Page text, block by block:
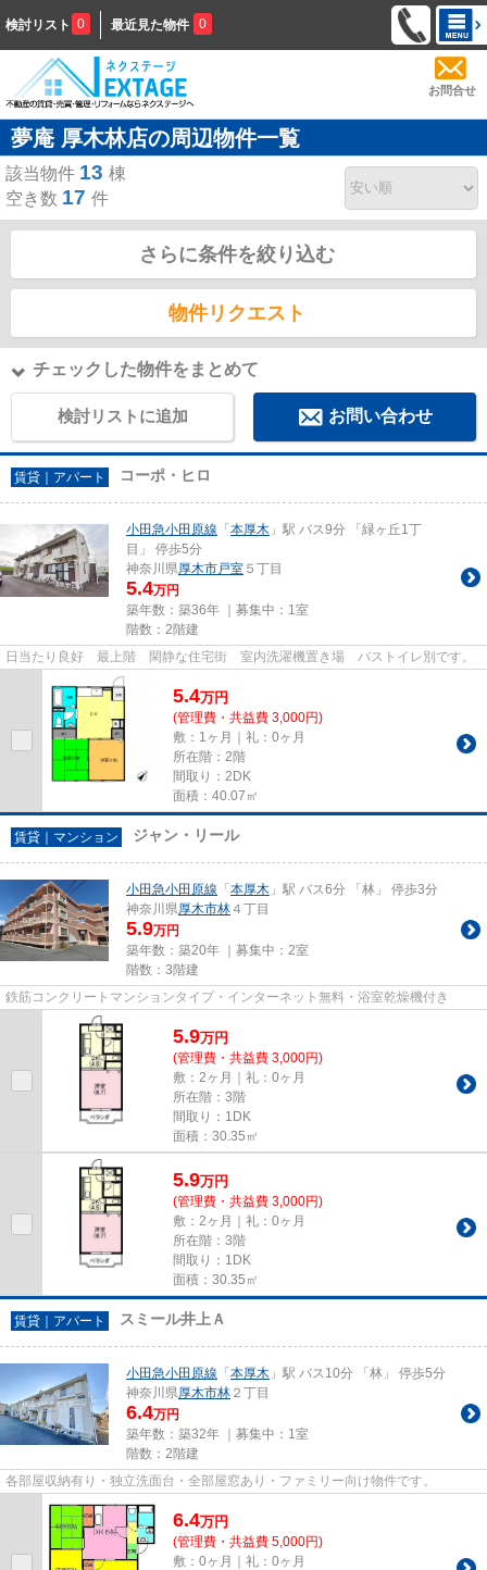
検討リスト 0 最近見た物件 0
お問合せ
夢庵 厚木林店の周辺物件一覧
該当物件 13 棟
空き数 17 件
さらに条件を絞り込む
物件リクエスト
チェックした物件をまとめて
検討リストに追加 お問い合わせ
賃貸｜アパート コーポ・ヒロ
小田急小田原線 「本厚木 」駅 バス9分 「緑ヶ丘1丁
目」 停歩5分
神奈川県厚木市戸室 ５丁目
5.4万円
築年数：築36年 ｜募集中： 1室
階数：2階建
日当たり良好 最上階 閑静な住宅街 室内洗濯機置き場 バストイレ別です。
5.4万円
(管理費・共益費 3,000円)
敷：1ヶ月｜礼：0ヶ月
所在階：2階
間取り：2DK
面積：40.07㎡
賃貸｜マンション ジャン・リール
小田急小田原線 「本厚木 」駅 バス6分 「林」 停歩3分
神奈川県厚木市林 ４丁目
5.9万円
築年数：築20年 ｜募集中： 2室
階数：3階建
鉄筋コンクリートマンションタイプ・インターネット無料・浴室乾燥機付き
5.9万円
(管理費・共益費 3,000円)
敷：2ヶ月｜礼：0ヶ月
所在階：3階
間取り：1DK
面積：30.35㎡
5.9万円
(管理費・共益費 3,000円)
敷：2ヶ月｜礼：0ヶ月
所在階：3階
間取り：1DK
面積：30.35㎡
賃貸｜アパート スミール井上Ａ
小田急小田原線 「本厚木 」駅 バス10分 「林」 停歩5分
神奈川県厚木市林 ２丁目
6.4万円
築年数：築32年 ｜募集中： 1室
階数：2階建
各部屋収納有り・独立洗面台・全部屋窓あり・ファミリー向け物件です。
6.4万円
(管理費・共益費 5,000円)
敷：0ヶ月｜礼：0ヶ月